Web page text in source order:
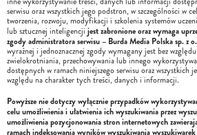
serwisu oraz wszystkich jego podstron, w szczególności w
tworzenia, rozwoju, modyfikacji i szkolenia systemów
lub sztucznej inteligencji jest zabronione oraz wymaga
zgody administratora serwisu – Burda Media Polska sp. z
wyraźnej i jednoznacznej zgody wymagany jest bez
zwielokrotniania, przechowywania lub innego
dostępnych w ramach niniejszego serwisu oraz wszystkich
względu na charakter tych treści, danych i informacji.
Powyższe nie dotyczy wyłącznie przypadków
celu umożliwienia i ułatwienia ich wyszukiwania przez
umożliwienia pozycjonowania stron internetowych
ramach indeksowania wyników wyszukiwania